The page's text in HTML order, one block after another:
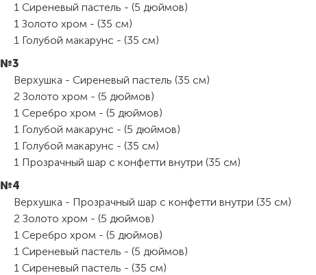
1 Сиреневый пастель - (5 дюймов)
1 Золото хром - (35 см)
1 Голубой макарунс - (35 см)
№3
Верхушка - Сиреневый пастель (35 см)
2 Золото хром - (5 дюймов)
1 Серебро хром - (5 дюймов)
1 Голубой макарунс - (5 дюймов)
1 Голубой макарунс - (35 см)
1 Прозрачный шар с конфетти внутри (35 см)
№4
Верхушка - Прозрачный шар с конфетти внутри (35 см)
2 Золото хром - (5 дюймов)
1 Серебро хром - (5 дюймов)
1 Сиреневый пастель - (5 дюймов)
1 Сиреневый пастель - (35 см)